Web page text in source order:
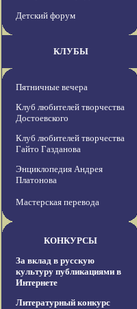
Детский форум
КЛУБЫ
Пятничные вечера
Клуб любителей творчества
Достоевского
Клуб любителей творчества
Гайто Газданова
Энциклопедия Андрея
Платонова
Мастерская перевода
КОНКУРСЫ
За вклад в русскую
культуру публикациями в
Интернете
Литературный конкурс